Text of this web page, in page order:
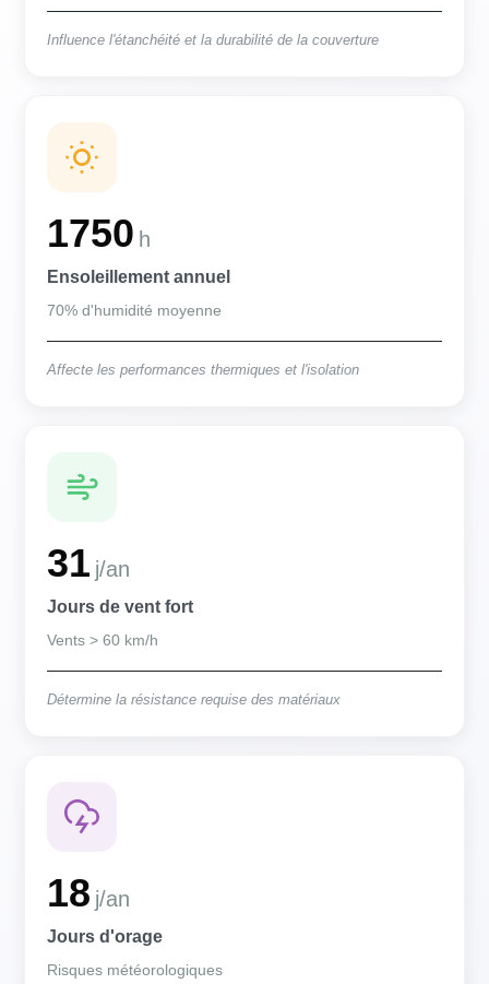
Influence l'étanchéité et la durabilité de la couverture
1750 h
Ensoleillement annuel
70% d'humidité moyenne
Affecte les performances thermiques et l'isolation
31 j/an
Jours de vent fort
Vents > 60 km/h
Détermine la résistance requise des matériaux
18 j/an
Jours d'orage
Risques météorologiques